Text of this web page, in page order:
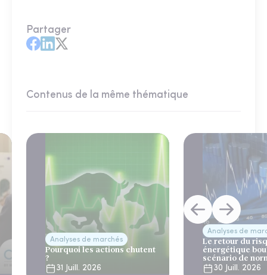
Partager
Contenus de la même thématique
Analyses de marchés
Pourquoi les actions chutent
?
31 Juill. 2026
Analyses de
Le retour du
énergétique
scénario de
30 Juill. 2026